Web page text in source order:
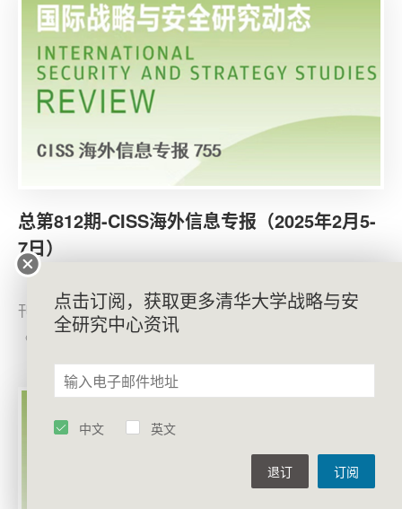
公民认为移民政策太过分。多数美国公民（59%）赞同增
加针对非法移民的驱逐行动，其中35%非常赞同。
总第812期-CISS海外信息专报（2025年2月5-
7日）
刊登其主席迈克尔·弗罗曼（Michael Froman）的文章
《DeepSeek：解读全球关注与过度反应》，分析
DeepSeek最新发布的人工智能模型对全球市场和中美竞
争的影响。DeepSeek推出的聊天机器人应用在性能上可
与ChatGPT相媲美，但开发成本却远低于硅谷公司，令美
点击订阅，获取更多清华大学战略与安
全研究中心资讯
中文 英文
订阅
退订